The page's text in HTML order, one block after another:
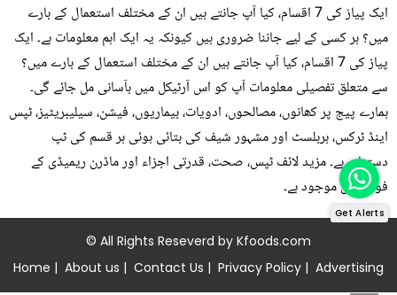
ایک پیاز کی 7 اقسام، کیا آپ جانتے ہیں ان کے مختلف استعمال کے بارے
میں؟ ہر کسی کے لیے جاننا ضروری ہیں کیونکہ یہ ایک اہم معلومات ہے۔ ایک
پیاز کی 7 اقسام، کیا آپ جانتے ہیں ان کے مختلف استعمال کے بارے میں؟
سے متعلق تفصیلی معلومات آپ کو اس آرٹیکل میں بآسانی مل جائے گی۔
ہمارے پیج پر کھانوں، مصالحوں، ادویات، بیماریوں، فیشن، سیلیبریٹیز، ٹپس
اینڈ ٹرکس، ہربلسٹ اور مشہور شیف کی بتائی ہوئی ہر قسم کی ٹپ
دستیاب ہے۔ مزید لائف ٹپس، صحت، قدرتی اجزاء اور ماڈرن ریمیڈی کے
فوڈز میں موجود ہے۔
© All Rights Reseverd by Kfoods.com
Home | About us | Contact Us | Privacy Policy | Advertising
Get Alerts